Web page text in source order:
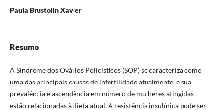
Paula Brustolin Xavier
Resumo
A Síndrome dos Ovários Policísticos (SOP) se caracteriza como
uma das principais causas de infertilidade atualmente, e sua
prevalência e ascendência em número de mulheres atingidas
estão relacionadas à dieta atual. A resistência insulínica pode ser